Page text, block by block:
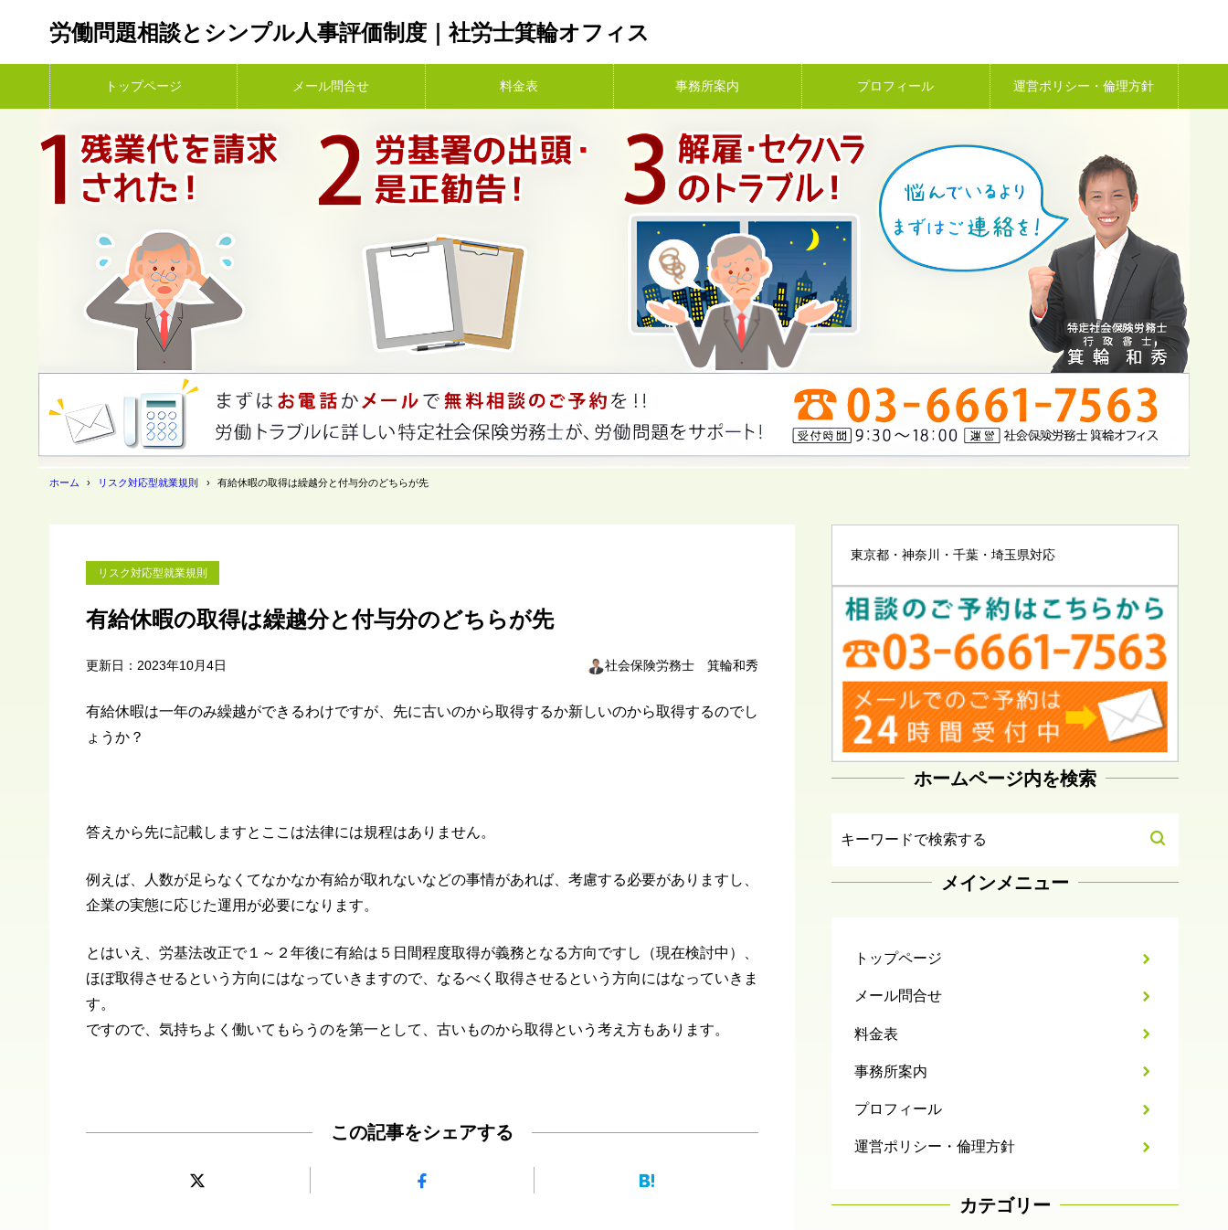
労働問題相談とシンプル人事評価制度｜社労士箕輪オフィス
トップページ メール問合せ 料金表 事務所案内 プロフィール 運営ポリシー・倫理方針
ホーム リスク対応型就業規則 有給休暇の取得は繰越分と付与分のどちらが先
リスク対応型就業規則
有給休暇の取得は繰越分と付与分のどちらが先
更新日：2023年10月4日 社会保険労務士 箕輪和秀
有給休暇は一年のみ繰越ができるわけですが、先に古いのから取得するか新しいのから取得するのでし
ょうか？
答えから先に記載しますとここは法律には規程はありません。
例えば、人数が足らなくてなかなか有給が取れないなどの事情があれば、考慮する必要がありますし、
企業の実態に応じた運用が必要になります。
とはいえ、労基法改正で１～２年後に有給は５日間程度取得が義務となる方向ですし（現在検討中）、
ほぼ取得させるという方向にはなっていきますので、なるべく取得させるという方向にはなっていきま
す。
ですので、気持ちよく働いてもらうのを第一として、古いものから取得という考え方もあります。
この記事をシェアする
東京都・神奈川・千葉・埼玉県対応
ホームページ内を検索
メインメニュー
トップページ
メール問合せ
料金表
事務所案内
プロフィール
運営ポリシー・倫理方針
カテゴリー